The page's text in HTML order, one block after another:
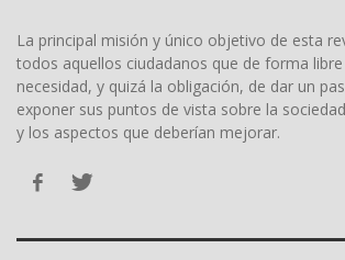
La principal misión y único objetivo de esta
todos aquellos ciudadanos que de forma
necesidad, y quizá la obligación, de dar un
exponer sus puntos de vista sobre la
y los aspectos que deberían mejorar.